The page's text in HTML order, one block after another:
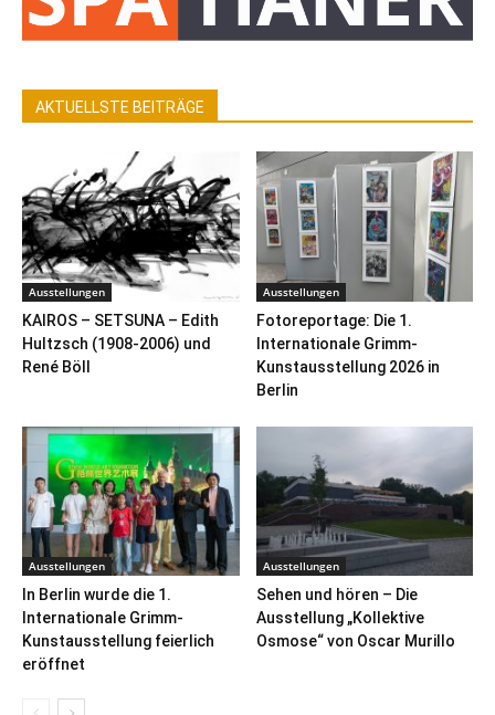
AKTUELLSTE BEITRÄGE
Ausstellungen
KAIROS – SETSUNA – Edith
Hultzsch (1908-2006) und
René Böll
Ausstellungen
Fotoreportage: Die 1.
Internationale Grimm-
Kunstausstellung 2026 in
Berlin
Ausstellungen
In Berlin wurde die 1.
Internationale Grimm-
Kunstausstellung feierlich
eröffnet
Ausstellungen
Sehen und hören – Die
Ausstellung „Kollektive
Osmose“ von Oscar Murillo